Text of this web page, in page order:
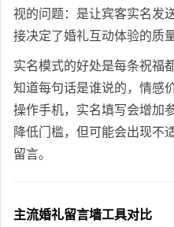
视的问题：是让宾客实名发
接决定了婚礼互动体验的质量
实名模式的好处是每条祝福
知道每句话是谁说的，情感
操作手机，实名填写会增加
降低门槛，但可能会出现不
留言。
主流婚礼留言墙工具对比